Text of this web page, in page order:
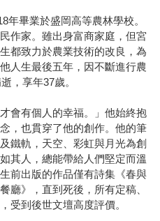
年畢業於盛岡高等農林學校。
作家。雖出身富商家庭，但宮
都致力於農業技術的改良，為
人生最後五年，因不斷進行農
，享年37歲。
會有個人的幸福。」他始終抱
，也貫穿了他的創作。他的筆
鐵軌，天空、彩虹與月光為創
其人，總能帶給人們堅定而溫
前出版的作品僅有詩集《春與
廳》，直到死後，所有定稿、
受到後世文壇高度評價。